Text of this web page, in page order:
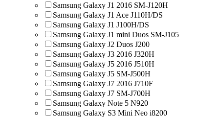
Samsung Galaxy J1 2016 SM-J120H
Samsung Galaxy J1 Ace J110H/DS
Samsung Galaxy J1 J100H/DS
Samsung Galaxy J1 mini Duos SM-J105
Samsung Galaxy J2 Duos J200
Samsung Galaxy J3 2016 J320H
Samsung Galaxy J5 2016 J510H
Samsung Galaxy J5 SM-J500H
Samsung Galaxy J7 2016 J710F
Samsung Galaxy J7 SM-J700H
Samsung Galaxy Note 5 N920
Samsung Galaxy S3 Mini Neo i8200